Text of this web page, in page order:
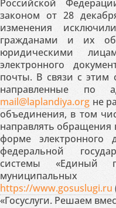
Российской
законом от 28
изменения
гражданами и их
юридическими
электронного
почты. В связи с этим
направленные по
mail@laplandiya.org не
объединения, в том
направлять
форме электронного
федеральной
системы «Единый
https://www.gosuslugi.ru
«Госуслуги. Решаем